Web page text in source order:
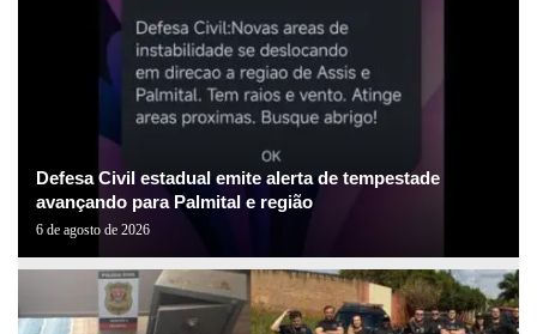
Defesa Civil estadual emite alerta de tempestade
avançando para Palmital e região
6 de agosto de 2026